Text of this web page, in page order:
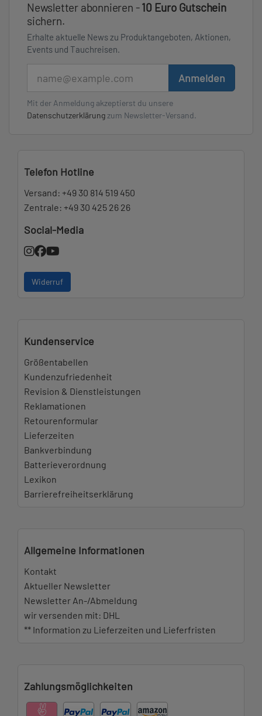
Newsletter abonnieren -10 Euro Gutschein
sichern.
Erhalte aktuelle News zu Produktangeboten, Aktionen,
Events und Tauchreisen.
Anmelden
Mit der Anmeldung akzeptierst du unsere
Datenschutzerklärung zum Newsletter-Versand.
Telefon Hotline
Versand: +49 30 814 519 450
Zentrale: +49 30 425 26 26
Social-Media
Widerruf
Kundenservice
Größentabellen
Kundenzufriedenheit
Revision & Dienstleistungen
Reklamationen
Retourenformular
Lieferzeiten
Bankverbindung
Batterieverordnung
Lexikon
Barrierefreiheitserklärung
Allgemeine Informationen
Kontakt
Aktueller Newsletter
Newsletter An-/Abmeldung
wir versenden mit: DHL
** Information zu Lieferzeiten und Lieferfristen
Zahlungsmöglichkeiten